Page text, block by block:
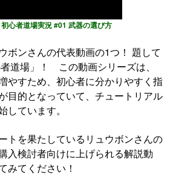
心者道場実況 #01 武器の選び方
ボンさんの代表動画の1つ！ 題して
道場」！ この動画シリーズは、
やすため、初心者に分かりやすく指
目的となっていて、チュートリアル
しています。
トを果たしているリュウボンさんの
入検討者向けに上げられる解説動
みてください！